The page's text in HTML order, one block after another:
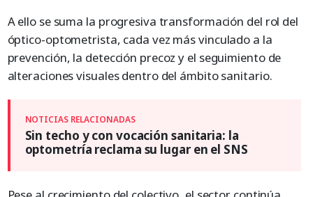
A ello se suma la progresiva transformación del rol del
óptico-optometrista, cada vez más vinculado a la
prevención, la detección precoz y el seguimiento de
alteraciones visuales dentro del ámbito sanitario.
Sin techo y con vocación sanitaria: la
optometría reclama su lugar en el SNS